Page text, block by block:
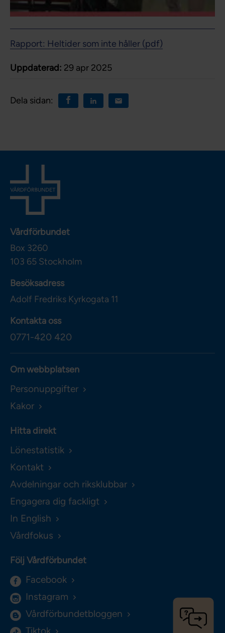
Rapport: Heltider som inte håller (pdf)
Uppdaterad: 29 apr 2025
Dela sidan:
Vårdförbundet
Box 3260
103 65 Stockholm
Besöksadress
Adolf Fredriks Kyrkogata 11
Kontakta oss
0771-420 420
Om webbplatsen
Personuppgifter
Kakor
Hitta direkt
Lönestatistik
Kontakt
Avdelningar och riksklubbar
Engagera dig fackligt
In English
Vårdfokus
Följ Vårdförbundet
Facebook
Instagram
Vårdförbundetbloggen
Tiktok